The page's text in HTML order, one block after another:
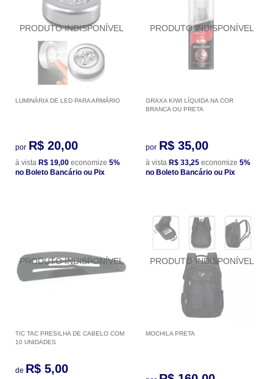
LUMINÁRIA DE LED PARA ARMÁRIO
por R$ 20,00
à vista R$ 19,00 economize 5%
no Boleto Bancário ou Pix
GRAXA KIWI LÍQUIDA NA COR
BRANCA OU PRETA
por R$ 35,00
à vista R$ 33,25 economize 5%
no Boleto Bancário ou Pix
TIC TAC PRESILHA DE CABELO COM
10 UNIDADES
de R$ 5,00
MOCHILA PRETA